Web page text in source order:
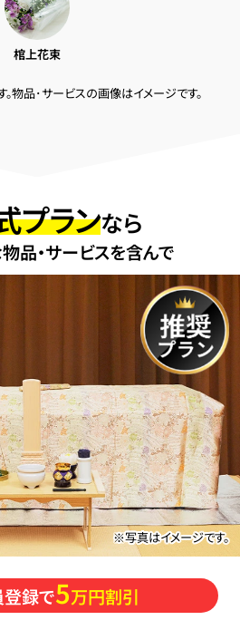
棺上花束
物品･サービスの画像はイメージです。
プランなら
品・サービスを含んで
※写真はイメージです。
録で5万円割引